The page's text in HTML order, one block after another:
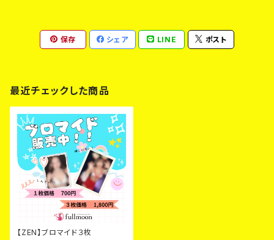
保存 シェア LINE ポスト
最近チェックした商品
【ZEN】ブロマイド３枚